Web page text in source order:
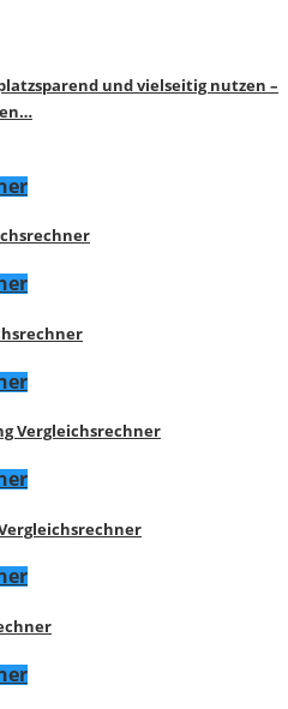
und vielseitig nutzen –
Vergleichsrechner